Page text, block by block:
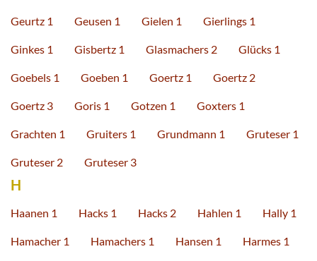
Geurtz 1 Geusen 1 Gielen 1 Gierlings 1
Ginkes 1 Gisbertz 1 Glasmachers 2 Glücks 1
Goebels 1 Goeben 1 Goertz 1 Goertz 2
Goertz 3 Goris 1 Gotzen 1 Goxters 1
Grachten 1 Gruiters 1 Grundmann 1 Gruteser 1
Gruteser 2 Gruteser 3
H
Haanen 1 Hacks 1 Hacks 2 Hahlen 1 Hally 1
Hamacher 1 Hamachers 1 Hansen 1 Harmes 1